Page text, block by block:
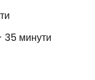
минути